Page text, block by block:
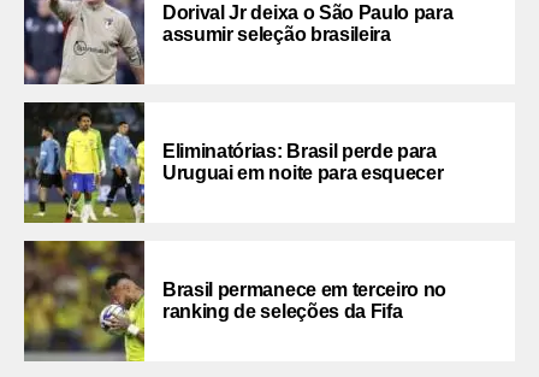
Dorival Jr deixa o São Paulo para
assumir seleção brasileira
Eliminatórias: Brasil perde para
Uruguai em noite para esquecer
Brasil permanece em terceiro no
ranking de seleções da Fifa